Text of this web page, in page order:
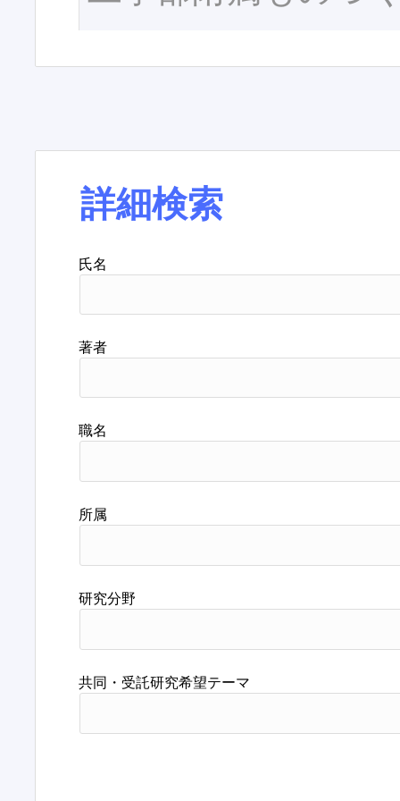
詳細検索
氏名
著者
職名
所属
研究分野
共同・受託研究希望テーマ